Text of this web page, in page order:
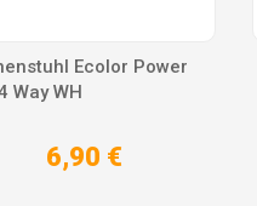
Ecolor Power
Way WH
6,90 €